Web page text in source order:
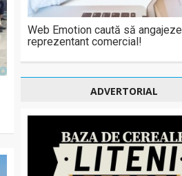
Web Emotion caută să angajeze
reprezentant comercial!
ADVERTORIAL